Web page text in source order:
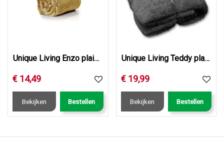
Unique Living Enzo plaid 130x180 cm taffy
€ 14,49
Bekijken Bestellen
Unique Living Teddy plaid 150x200 cm dark grey
€ 19,99
Bekijken Bestellen